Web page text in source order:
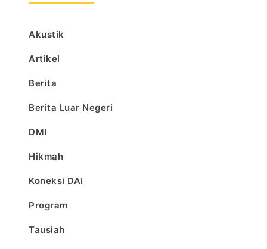
Akustik
Artikel
Berita
Berita Luar Negeri
DMI
Hikmah
Koneksi DAI
Program
Tausiah